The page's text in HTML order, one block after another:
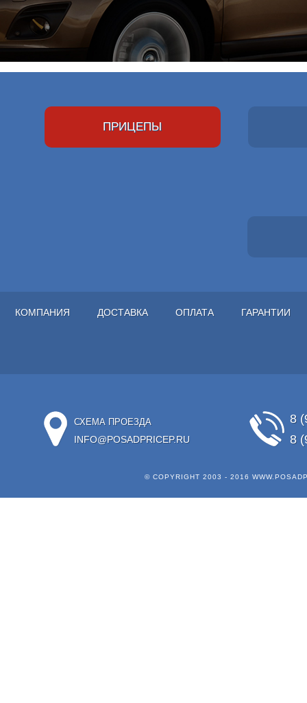
ПРИЦЕПЫ
КОМПАНИЯ ДОСТАВКА ОПЛАТА ГАРАНТИИ
СХЕМА ПРОЕЗДА
INFO@POSADPRICEP.RU
8
8
© COPYRIGHT 2003 - 2016